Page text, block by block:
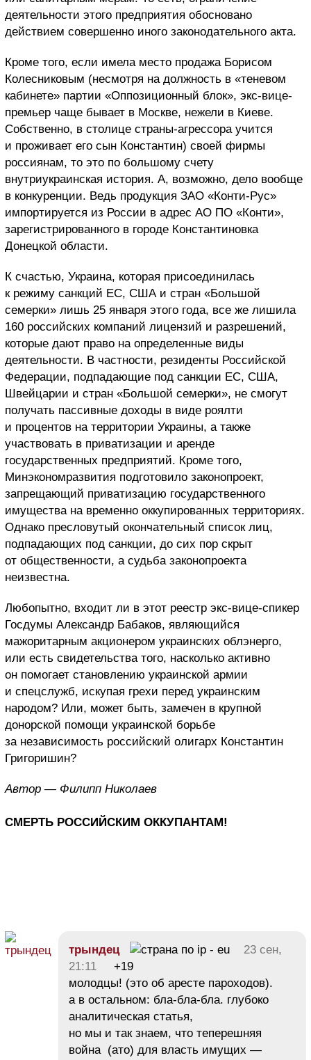
деятельности этого предприятия обосновано
действием совершенно иного законодательного акта.
Кроме того, если имела место продажа Борисом
Колесниковым (несмотря на должность в «теневом
кабинете» партии «Оппозиционный блок», экс-вице-
премьер чаще бывает в Москве, нежели в Киеве.
Собственно, в столице страны-агрессора учится
и проживает его сын Константин) своей фирмы
россиянам, то это по большому счету
внутриукраинская история. А, возможно, дело вообще
в конкуренции. Ведь продукция ЗАО «Конти-Рус»
импортируется из России в адрес АО ПО «Конти»,
зарегистрированного в городе Константиновка
Донецкой области.
К счастью, Украина, которая присоединилась
к режиму санкций ЕС, США и стран «Большой
семерки» лишь 25 января этого года, все же лишила
160 российских компаний лицензий и разрешений,
которые дают право на определенные виды
деятельности. В частности, резиденты Российской
Федерации, подпадающие под санкции ЕС, США,
Швейцарии и стран «Большой семерки», не смогут
получать пассивные доходы в виде роялти
и процентов на территории Украины, а также
участвовать в приватизации и аренде
государственных предприятий. Кроме того,
Минэкономразвития подготовило законопроект,
запрещающий приватизацию государственного
имущества на временно оккупированных территориях.
Однако пресловутый окончательный список лиц,
подпадающих под санкции, до сих пор скрыт
от общественности, а судьба законопроекта
неизвестна.
Любопытно, входит ли в этот реестр экс-вице-спикер
Госдумы Александр Бабаков, являющийся
мажоритарным акционером украинских облэнерго,
или есть свидетельства того, насколько активно
он помогает становлению украинской армии
и спецслужб, искупая грехи перед украинским
народом? Или, может быть, замечен в крупной
донорской помощи украинской борьбе
за независимость российский олигарх Константин
Григоришин?
Автор — Филипп Николаев
СМЕРТЬ РОССИЙСКИМ ОККУПАНТАМ!
трындец
23 сен,
21:11
+19
молодцы! (это об аресте пароходов).
а в остальном: бла-бла-бла. глубоко
аналитическая статья,
но мы и так знаем, что теперешняя
война (ато) для власть имущих —